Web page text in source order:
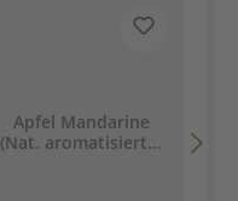
Apfel Mandarine
(Nat. aromatisierter